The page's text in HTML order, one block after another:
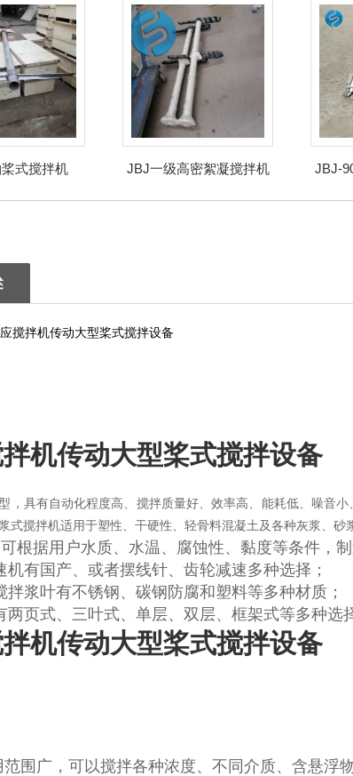
式搅拌机 JBJ一级高密絮凝搅拌机
JBJ-
机传动大型桨式搅拌设备
，具有自动化程度高、搅拌质量好、效率高、能耗低、噪音
式搅拌机适用于塑性、干硬性、轻骨料混凝土及各种灰浆、砂
根据用户水质、水温、腐蚀性、黏度等条件，
有国产、或者摆线针、齿轮减速多种选择；
浆叶有不锈钢、碳钢防腐和塑料等多种材质；
页式、三叶式、单层、双层、框架式等多种选
机传动大型桨式搅拌设备
范围广，可以搅拌各种浓度、不同介质、含悬浮